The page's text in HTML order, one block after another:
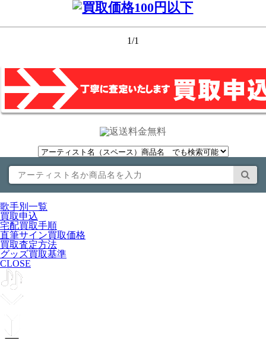
1/1
歌手別一覧
買取申込
宅配買取手順
直筆サイン買取価格
買取査定方法
グッズ買取基準
CLOSE